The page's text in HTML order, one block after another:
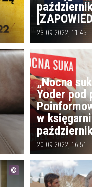
23.09.2022, 11:45
„Nocna
Yoder pod
w
20.09.2022, 16:51